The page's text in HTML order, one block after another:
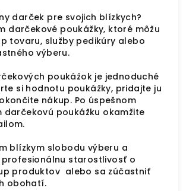
darček pre svojich blízkych?
darčekové poukážky, ktoré môžu
tovaru, služby pedikúry alebo
výberu.
poukážok je jednoduché
si hodnotu poukážky, pridajte ju
nákup. Po úspešnom
darčekovú poukážku okamžite
blízkym slobodu výberu a
profesionálnu starostlivosť o
produktov alebo sa zúčastniť
obohatí.